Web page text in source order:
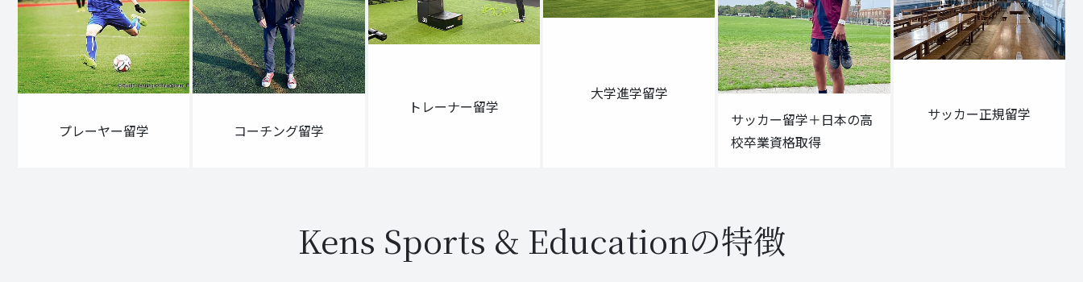
プレーヤー留学 コーチング留学
トレーナー留学
大学進学留学
サッカー留学＋日本の高
校卒業資格取得
サッカー正規留学
Kens Sports & Educationの特徴